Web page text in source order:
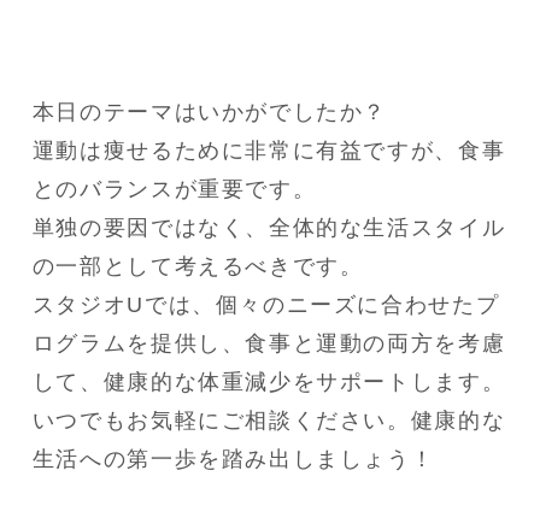
本日のテーマはいかがでしたか？
運動は痩せるために非常に有益ですが、食事
とのバランスが重要です。
単独の要因ではなく、全体的な生活スタイル
の一部として考えるべきです。
スタジオUでは、個々のニーズに合わせたプ
ログラムを提供し、食事と運動の両方を考慮
して、健康的な体重減少をサポートします。
いつでもお気軽にご相談ください。健康的な
生活への第一歩を踏み出しましょう！